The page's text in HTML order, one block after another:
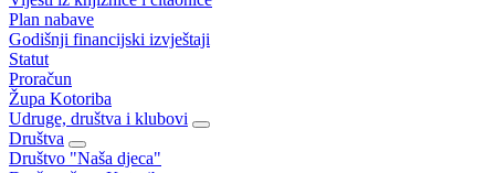
Plan nabave
Godišnji financijski izvještaji
Statut
Proračun
Župa Kotoriba
Udruge, društva i klubovi
Društva
Društvo "Naša djeca"